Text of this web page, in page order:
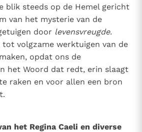
blik steeds op de Hemel gericht
van het mysterie van de
door levensvreugde.
tot volgzame werktuigen van de
opdat ons de
het Woord dat redt, erin slaagt
raken en voor allen een bron
het Regina Caeli en diverse